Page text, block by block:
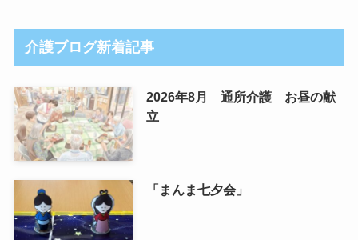
介護ブログ新着記事
2026年8月 通所介護 お昼の献
立
「まんま七夕会」